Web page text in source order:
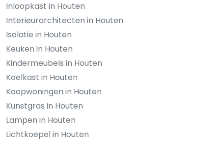
Inloopkast in Houten
Interieurarchitecten in Houten
Isolatie in Houten
Keuken in Houten
Kindermeubels in Houten
Koelkast in Houten
Koopwoningen in Houten
Kunstgras in Houten
Lampen in Houten
Lichtkoepel in Houten